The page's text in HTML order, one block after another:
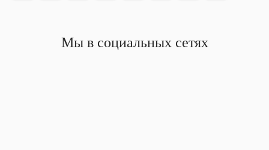
Мы в социальных сетях